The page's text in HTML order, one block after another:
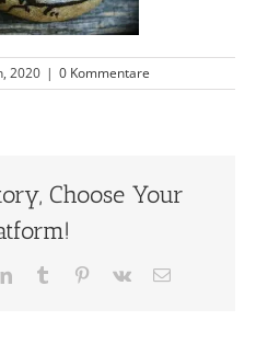
2020 | 0 Kommentare
Choose Your
LinkedInTumblr Pinterest
Vk
E-